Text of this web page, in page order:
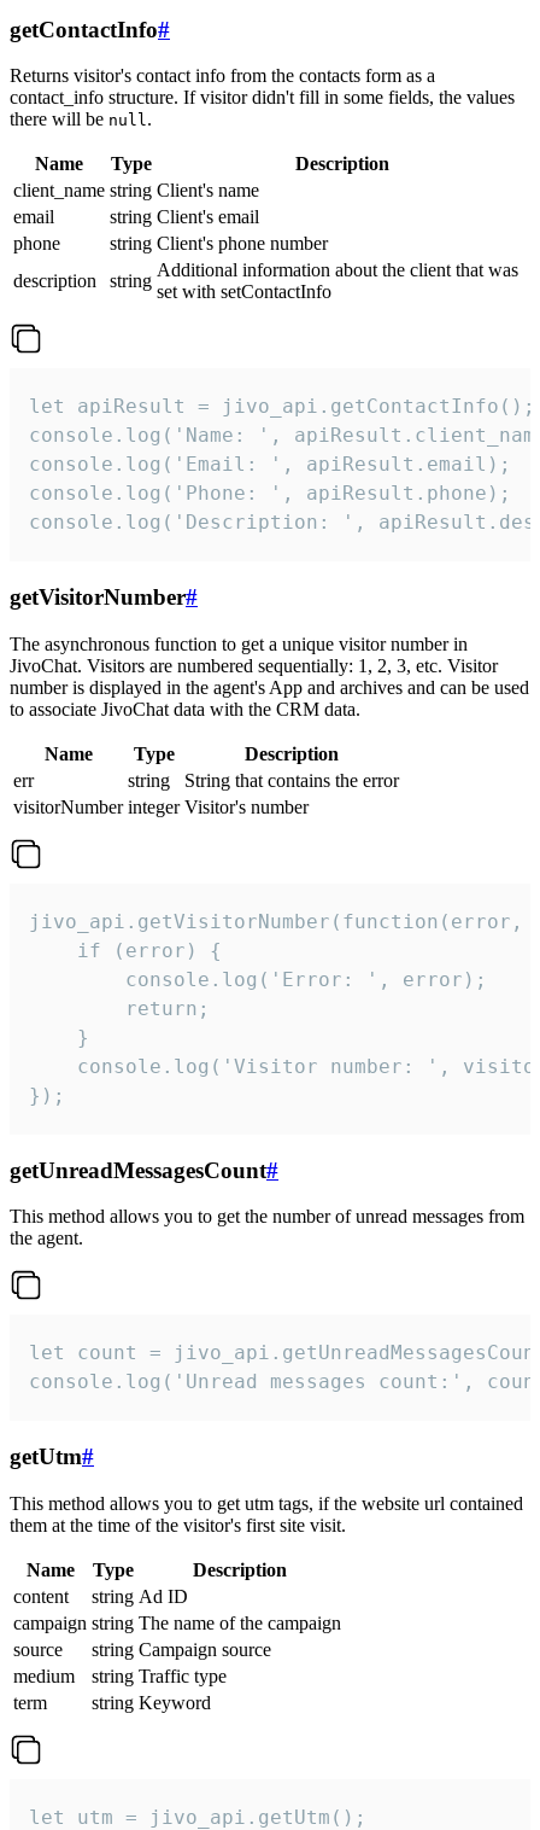
getContactInfo#
Returns visitor's contact info from the contacts form as a
contact_info structure. If visitor didn't fill in some fields, the values
there will be null.
Name Type
Description
client_name string Client's name
email
string Client's email
phone
string Client's phone number
description
string
Additional information about the client that was
set with setContactInfo
let apiResult = jivo_api.getContactInfo();
console.log('Name: ',
console.log('Email: ', apiResult.email);
console.log('Phone: ', apiResult.phone);
console.log('Description: ',
getVisitorNumber#
The asynchronous function to get a unique visitor number in
JivoChat. Visitors are numbered sequentially: 1, 2, 3, etc. Visitor
number is displayed in the agent's App and archives and can be used
to associate JivoChat data with the CRM data.
Name Type
Description
err
string
String that contains the error
visitorNumber integer Visitor's number
jivo_api.getVisitorNumber(function(error,
    if (error) {
        console.log('Error: ', error);
        return;
    }
console.log('Visitor number: ',
});
getUnreadMessagesCount#
This method allows you to get the number of unread messages from
the agent.
let count =
console.log('Unread messages count:',
getUtm#
This method allows you to get utm tags, if the website url contained
them at the time of the visitor's first site visit.
Name Type
Description
content
string Ad ID
campaign string The name of the campaign
source
string Campaign source
medium
string Traffic type
term
string Keyword
let utm = jivo_api.getUtm();